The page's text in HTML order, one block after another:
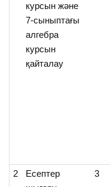
курсын және
7-сыныптағы
алгебра
курсын
қайталау
2
Есептер
3